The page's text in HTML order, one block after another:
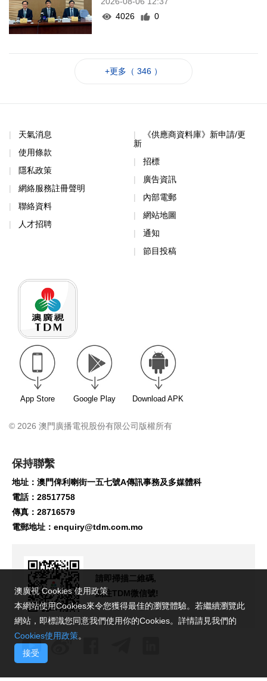
4026
0
+更多（ 346 ）
天氣消息
使用條款
隱私政策
網絡服務註冊聲明
聯絡資料
人才招聘
《供應商資料庫》新申請/更
新
招標
廣告資訊
內部電郵
網站地圖
通知
節目投稿
App Store Google Play Download APK
© 2026 澳門廣播電視股份有限公司版權所有
保持聯繫
地址：澳門俾利喇街一五七號A傳訊事務及多媒體科
電話：28517758
傳真：28716579
電郵地址： enquiry@tdm.com.mo
請即掃描二維碼,
關注TDM微信號!
澳廣視 Cookies 使用政策
本網站使用Cookies來令您獲得最佳的瀏覽體驗。若繼續瀏覽此
網站，即標識您同意我們使用你的Cookies。詳情請見我們的
Cookies使用政策。
接受